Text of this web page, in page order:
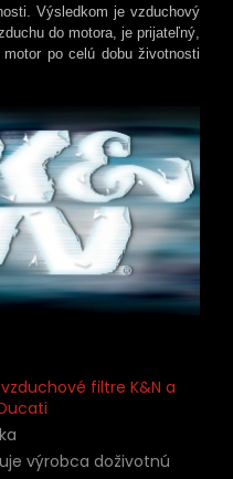
Výsledkom je vzduchový
do motora, je prijateľný,
po celú dobu životnosti
filtre K&N a
výrobca doživotnú